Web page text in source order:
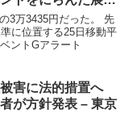
3万3435円だった。 先
に位置する25日移動平
ントGアラート
害に法的措置へ
が方針発表 – 東京